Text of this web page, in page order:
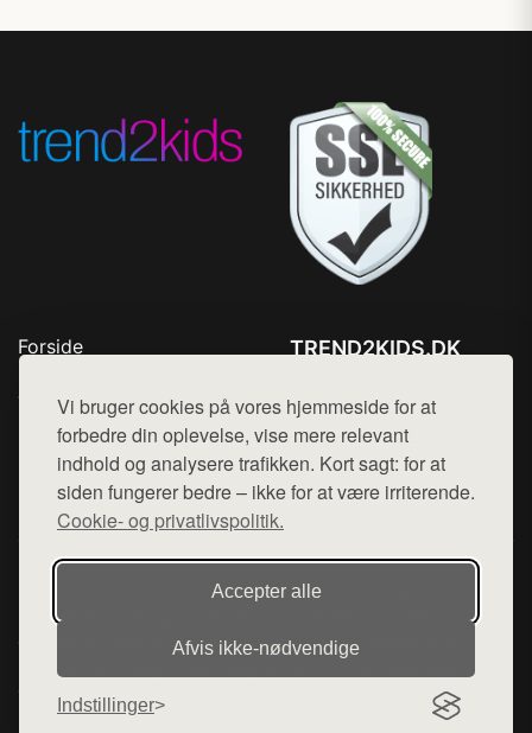
Vi bruger cookies på vores hjemmeside for at
forbedre din oplevelse, vise mere relevant
indhold og analysere trafikken. Kort sagt: for at
siden fungerer bedre – ikke for at være irriterende.
Cookie- og privatlivspolitik.
Accepter alle
Afvis ikke‑nødvendige
Indstillinger
Forside
Top Rabatter
Blog
Kontakt
TREND2KIDS.DK
Mail: hej@want.dk
Cookie- og privatlivspolitik
Denne side er en del af want.dk, der udgiver en række
hjemmesider med præsentation af forskellige produkter fra
diverse webshops. Der sælges ikke varer fra denne side - vi
henviser til de shops, som sælger varen. Vi har heller ikke
varerne på lager.